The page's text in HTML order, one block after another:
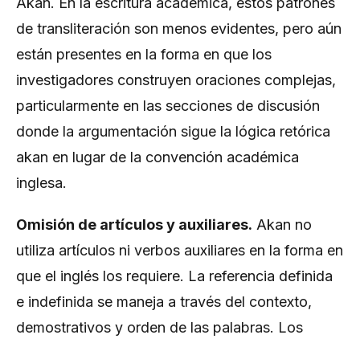
de transliteración son menos evidentes, pero aún
están presentes en la forma en que los
investigadores construyen oraciones complejas,
particularmente en las secciones de discusión
donde la argumentación sigue la lógica retórica
akan en lugar de la convención académica
inglesa.
Omisión de artículos y auxiliares. Akan no
utiliza artículos ni verbos auxiliares en la forma en
que el inglés los requiere. La referencia definida
e indefinida se maneja a través del contexto,
demostrativos y orden de las palabras. Los